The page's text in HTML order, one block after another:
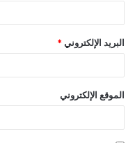
البريد الإلكتروني *
الموقع الإلكتروني